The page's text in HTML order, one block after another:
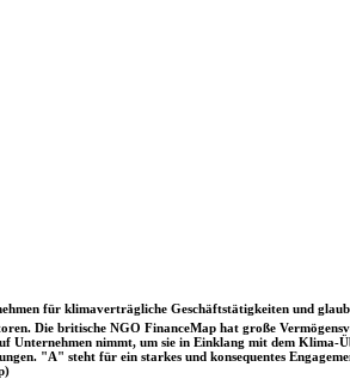
für klimaverträgliche Geschäftstätigkeiten und
Die britische NGO FinanceMap hat große
Unternehmen nimmt, um sie in Einklang mit dem Klima-
"A" steht für ein starkes und konsequentes